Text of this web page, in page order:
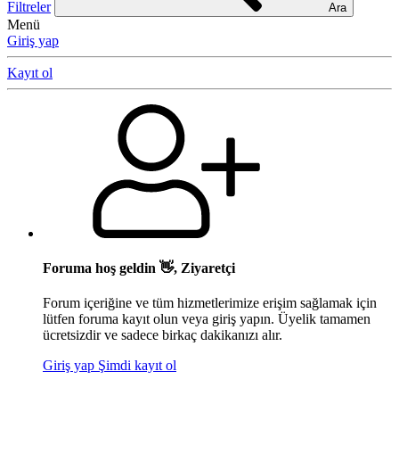
Filtreler Ara
Menü
Giriş yap
Kayıt ol
Foruma hoş geldin 👋, Ziyaretçi
Forum içeriğine ve tüm hizmetlerimize erişim sağlamak için
lütfen foruma kayıt olun veya giriş yapın. Üyelik tamamen
ücretsizdir ve sadece birkaç dakikanızı alır.
Giriş yap Şimdi kayıt ol